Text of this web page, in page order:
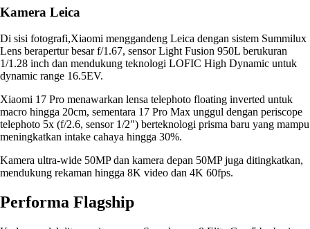
Kamera Leica
Di sisi fotografi,Xiaomi menggandeng Leica dengan sistem Summilux
Lens berapertur besar f/1.67, sensor Light Fusion 950L berukuran
1/1.28 inch dan mendukung teknologi LOFIC High Dynamic untuk
dynamic range 16.5EV.
Xiaomi 17 Pro menawarkan lensa telephoto floating inverted untuk
macro hingga 20cm, sementara 17 Pro Max unggul dengan periscope
telephoto 5x (f/2.6, sensor 1/2") berteknologi prisma baru yang mampu
meningkatkan intake cahaya hingga 30%.
Kamera ultra-wide 50MP dan kamera depan 50MP juga ditingkatkan,
mendukung rekaman hingga 8K video dan 4K 60fps.
Performa Flagship